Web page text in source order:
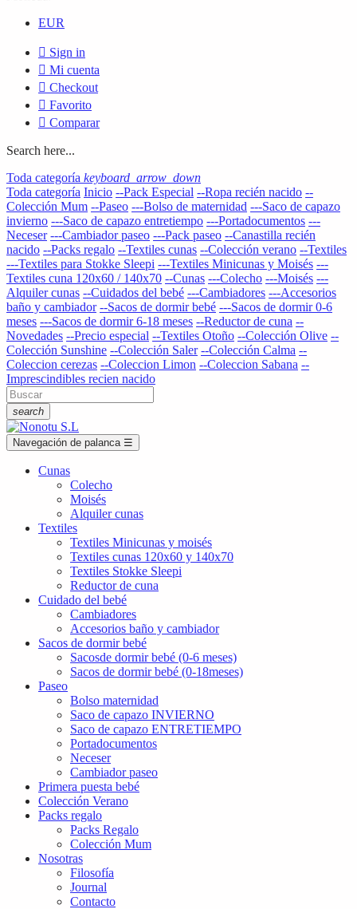
EUR
 Sign in
 Mi cuenta
 Checkout
 Favorito
 Comparar
Search here...
Toda categoría keyboard_arrow_down
Toda categoría Inicio --Pack Especial --Ropa recién nacido --
Colección Mum --Paseo ---Bolso de maternidad ---Saco de capazo
invierno ---Saco de capazo entretiempo ---Portadocumentos ---
Neceser ---Cambiador paseo ---Pack paseo --Canastilla recién
nacido --Packs regalo --Textiles cunas --Colección verano --Textiles
---Textiles para Stokke Sleepi ---Textiles Minicunas y Moisés ---
Textiles cuna 120x60 / 140x70 --Cunas ---Colecho ---Moisés ---
Alquiler cunas --Cuidados del bebé ---Cambiadores ---Accesorios
baño y cambiador --Sacos de dormir bebé ---Sacos de dormir 0-6
meses ---Sacos de dormir 6-18 meses --Reductor de cuna --
Novedades --Precio especial --Textiles Otoño --Colección Olive --
Colección Sunshine --Colección Saler --Colección Calma --
Coleccion cerezas --Coleccion Limon --Coleccion Sabana --
Imprescindibles recien nacido
search
Navegación de palanca ☰
Cunas
Colecho
Moisés
Alquiler cunas
Textiles
Textiles Minicunas y moisés
Textiles cunas 120x60 y 140x70
Textiles Stokke Sleepi
Reductor de cuna
Cuidado del bebé
Cambiadores
Accesorios baño y cambiador
Sacos de dormir bebé
Sacosde dormir bebé (0-6 meses)
Sacos de dormir bebé (0-18meses)
Paseo
Bolso maternidad
Saco de capazo INVIERNO
Saco de capazo ENTRETIEMPO
Portadocumentos
Neceser
Cambiador paseo
Primera puesta bebé
Colección Verano
Packs regalo
Packs Regalo
Colección Mum
Nosotras
Filosofía
Journal
Contacto